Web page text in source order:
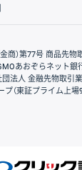
商）第77号 商品先
あおぞらネット銀
団法人 金融先物取引
（東証プライム上場